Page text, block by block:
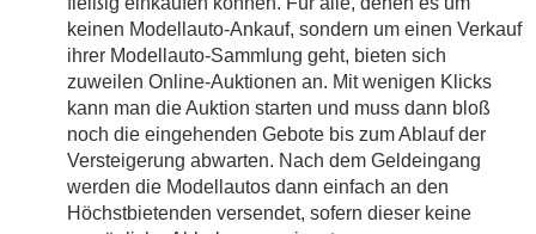
keinen Modellauto-Ankauf, sondern um einen Verkauf
ihrer Modellauto-Sammlung geht, bieten sich
zuweilen Online-Auktionen an. Mit wenigen Klicks
kann man die Auktion starten und muss dann bloß
noch die eingehenden Gebote bis zum Ablauf der
Versteigerung abwarten. Nach dem Geldeingang
werden die Modellautos dann einfach an den
Höchstbietenden versendet, sofern dieser keine